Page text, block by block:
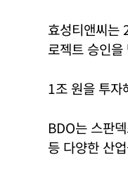
효성티앤씨는
로젝트 승인
1조 원을 투자
BDO는 스판
등 다양한 산